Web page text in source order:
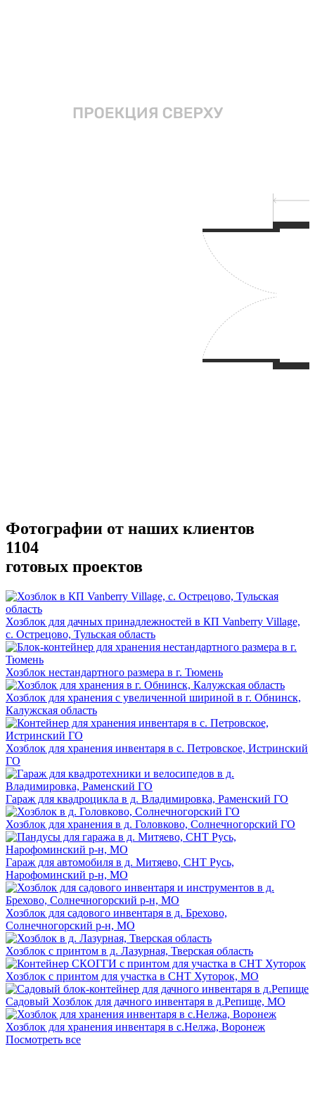
Фотографии от наших клиентов
1104
готовых проектов
Хозблок для дачных принадлежностей в КП Vanberry Village,
с. Острецово, Тульская область
Хозблок нестандартного размера в г. Тюмень
Хозблок для хранения с увеличенной шириной в г. Обнинск,
Калужская область
Хозблок для хранения инвентаря в с. Петровское, Истринский
ГО
Гараж для квадроцикла в д. Владимировка, Раменский ГО
Хозблок для хранения в д. Головково, Солнечногорский ГО
Гараж для автомобиля в д. Митяево, СНТ Русь,
Нарофоминский р-н, МО
Хозблок для садового инвентаря в д. Брехово,
Солнечногорский р-н, МО
Хозблок с принтом в д. Лазурная, Тверская область
Хозблок с принтом для участка в СНТ Хуторок, МО
Садовый Хозблок для дачного инвентаря в д.Репище, МО
Хозблок для хранения инвентаря в с.Нелжа, Воронеж
Посмотреть все